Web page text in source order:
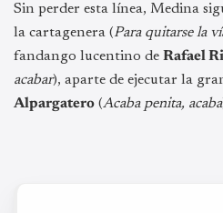
Sin perder esta línea, Medina
la cartagenera (Para quitarse la
fandango lucentino de Rafael
acabar), aparte de ejecutar la
Alpargatero (Acaba penita, acaba